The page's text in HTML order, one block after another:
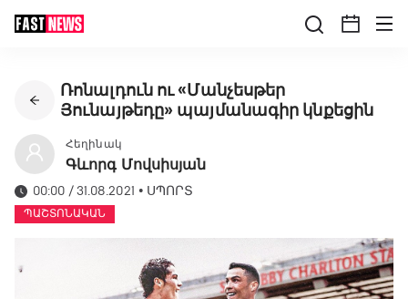
Ռոնալդուն ու «Մանչեսթեր
Յունայթեդը» պայմանագիր կնքեցին
Հեղինակ
Գևորգ Մովսիսյան
00:00 / 31.08.2021 • ՍՊՈՐՏ
ՊԱՇՏՈՆԱԿԱՆ